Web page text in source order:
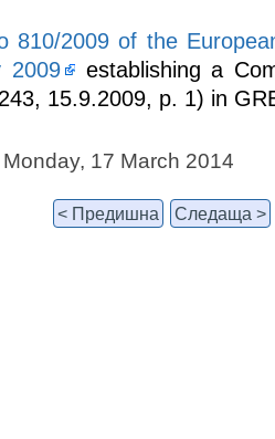
810/2009 of the
2009 establishing a
15.9.2009, p. 1) in
17 March 2014
< Предишна Следаща >